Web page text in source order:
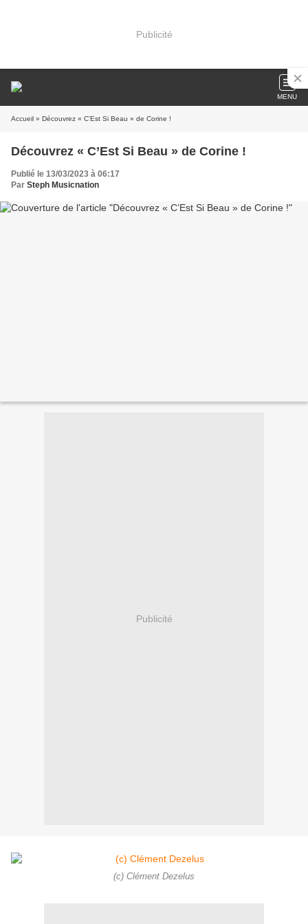
Publicité
MENU
Accueil » Découvrez « C’Est Si Beau » de Corine !
Découvrez « C’Est Si Beau » de Corine !
Publié le 13/03/2023 à 06:17
Par Steph Musicnation
Publicité
(c) Clément Dezelus